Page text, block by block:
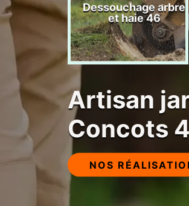
élagage
46
Dessouchage arbre
et haie 46
Artisan
Concots
NOS